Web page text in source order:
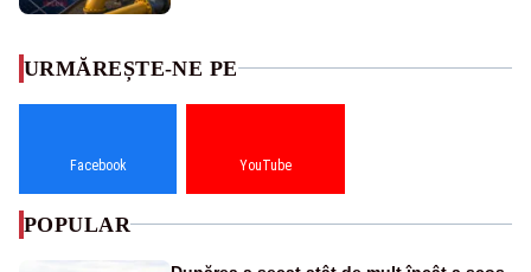
URMĂREȘTE-NE PE
Facebook YouTube
POPULAR